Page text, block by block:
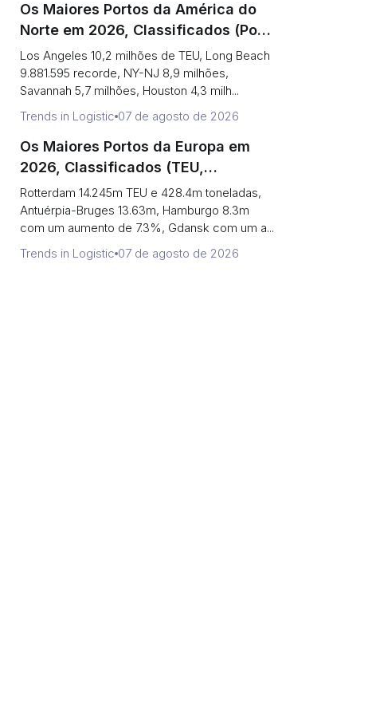
Os Maiores Portos da América do
Norte em 2026, Classificados (Por
que os Dois Principais são
Realmente Um Porto)
Los Angeles 10,2 milhões de TEU, Long Beach
9.881.595 recorde, NY-NJ 8,9 milhões,
Savannah 5,7 milhões, Houston 4,3 milh...
Trends in Logistic 07 de agosto de 2026
Os Maiores Portos da Europa em
2026, Classificados (TEU,
Tonelagem e O Que Cada Número
Esconde)
Rotterdam 14.245m TEU e 428.4m toneladas,
Antuérpia-Bruges 13.63m, Hamburgo 8.3m
com um aumento de 7.3%, Gdansk com um a...
Trends in Logistic 07 de agosto de 2026